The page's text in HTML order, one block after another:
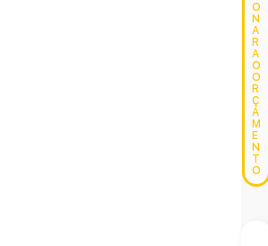
O
N
A
R
A
O
O
R
Ç
A
M
E
N
T
O